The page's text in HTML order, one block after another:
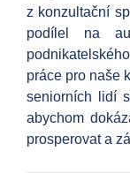
z konzultační
podílel na
práce pro naše
seniorních lidí
abychom
prosperovat a